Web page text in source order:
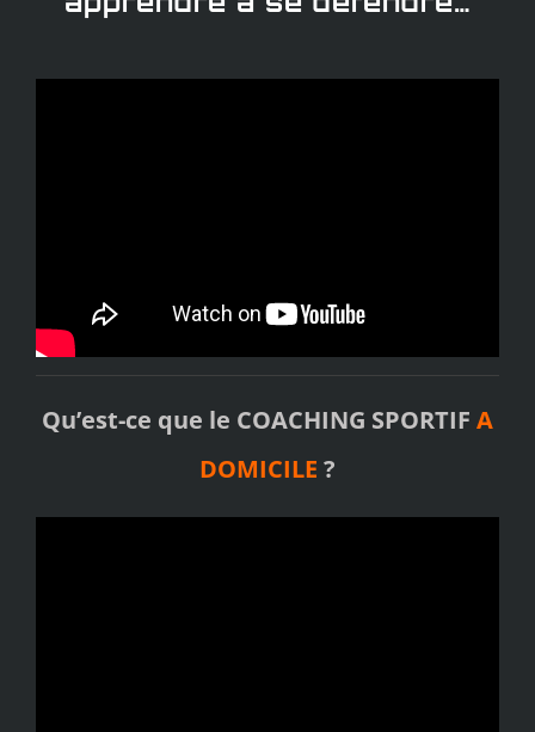
Qu’est-ce que le COACHING SPORTIF A
DOMICILE ?